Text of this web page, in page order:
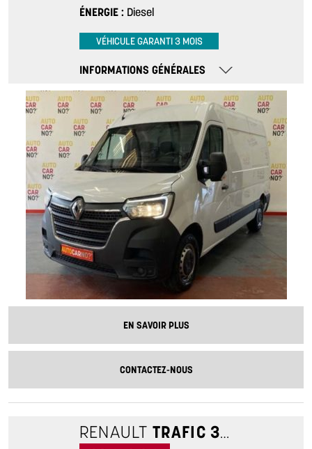
ÉNERGIE
Diesel
VÉHICULE GARANTI 3 MOIS
INFORMATIONS GÉNÉRALES
EN SAVOIR PLUS
CONTACTEZ-NOUS
RENAULT TRAFIC 3 L1H1 2.0